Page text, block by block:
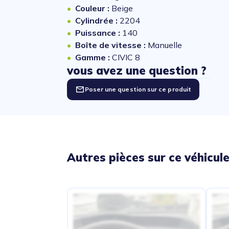
Couleur : Beige
Cylindrée : 2204
Puissance : 140
Boîte de vitesse : Manuelle
Gamme : CIVIC 8
vous avez une question ?
Poser une question sur ce produit
Autres pièces sur ce véhicule